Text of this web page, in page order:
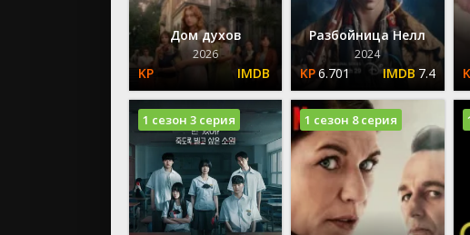
Дом духов
2026
Разбойница Нелл
2024
6.701 7.4
1 сезон 3 серия 1 сезон 8 серия